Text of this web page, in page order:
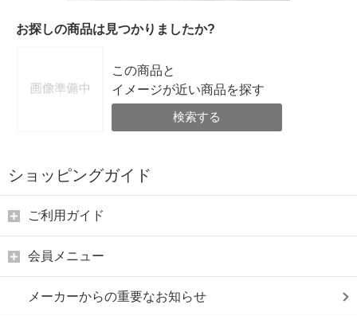
お探しの商品は見つかりましたか?
この商品と
イメージが近い商品を探す
検索する
ショッピングガイド
ご利用ガイド
会員メニュー
メーカーからの重要なお知らせ